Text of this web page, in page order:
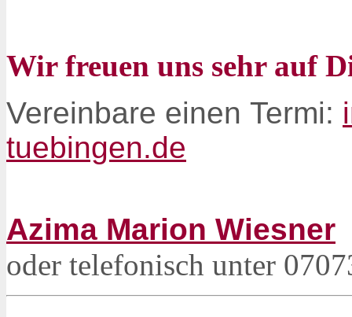
Wir freuen uns sehr auf
Vereinbare einen Termi:
tuebingen.de
Azima Marion Wiesner
oder telefonisch unter